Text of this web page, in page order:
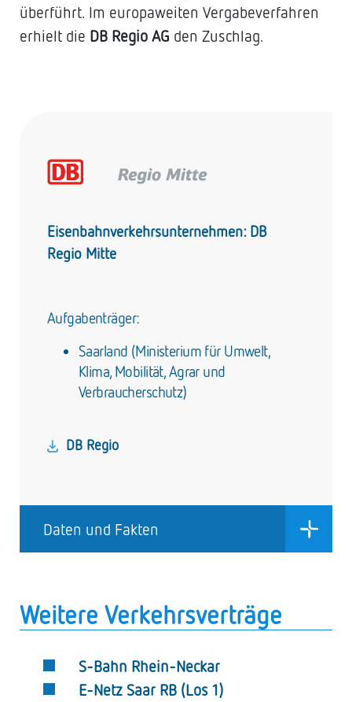
überführt. Im europaweiten Vergabeverfahren
erhielt die DB Regio AG den Zuschlag.
Eisenbahnverkehrsunternehmen: DB
Regio Mitte
Aufgabenträger:
Saarland (Ministerium für Umwelt,
Klima, Mobilität, Agrar und
Verbraucherschutz)
DB Regio
Daten und Fakten
Weitere Verkehrsverträge
S-Bahn Rhein-Neckar
E-Netz Saar RB (Los 1)